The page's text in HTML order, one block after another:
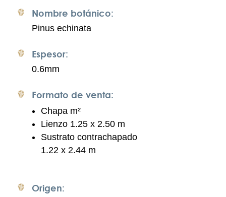
Nombre botánico:
Pinus echinata
Espesor:
0.6mm
Formato de venta:
Chapa m²
Lienzo 1.25 x 2.50 m
Sustrato contrachapado
1.22 x 2.44 m
Origen: